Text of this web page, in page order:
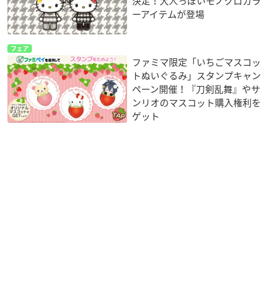
ーアイテムが登場
フェア
ファミマ限定「いちごマスコッ
トぬいぐるみ」スタンプキャン
ペーン開催！『刀剣乱舞』やサ
ンリオのマスコット購入権利を
ゲット